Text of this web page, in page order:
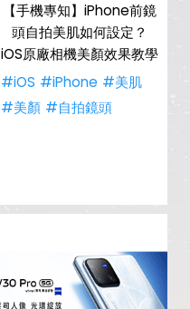
【手機專知】iPhone前鏡
頭自拍美肌如何設定？
iOS原廠相機美顏效果教學
#iOS #iPhone #美肌
#美顏 #自拍鏡頭